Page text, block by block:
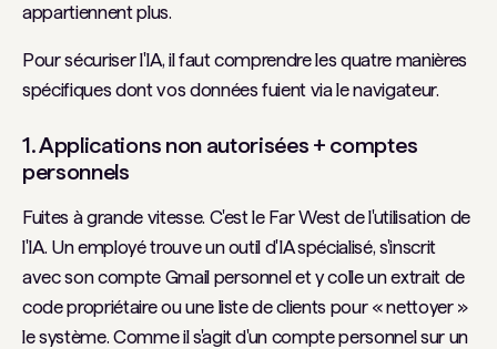
appartiennent plus.
Pour sécuriser l'IA, il faut comprendre les quatre manières
spécifiques dont vos données fuient via le navigateur.
1. Applications non autorisées + comptes
personnels
Fuites à grande vitesse. C'est le Far West de l'utilisation de
l'IA. Un employé trouve un outil d'IA spécialisé, s'inscrit
avec son compte Gmail personnel et y colle un extrait de
code propriétaire ou une liste de clients pour « nettoyer »
le système. Comme il s'agit d'un compte personnel sur un